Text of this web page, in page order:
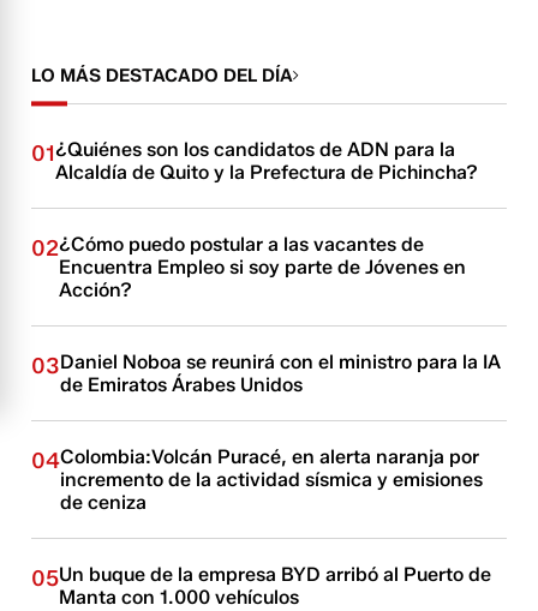
LO MÁS DESTACADO DEL DÍA
01¿Quiénes son los candidatos de ADN para la
Alcaldía de Quito y la Prefectura de Pichincha?
02¿Cómo puedo postular a las vacantes de
Encuentra Empleo si soy parte de Jóvenes en
Acción?
03Daniel Noboa se reunirá con el ministro para la IA
de Emiratos Árabes Unidos
04Colombia:Volcán Puracé, en alerta naranja por
incremento de la actividad sísmica y emisiones
de ceniza
05Un buque de la empresa BYD arribó al Puerto de
Manta con 1.000 vehículos